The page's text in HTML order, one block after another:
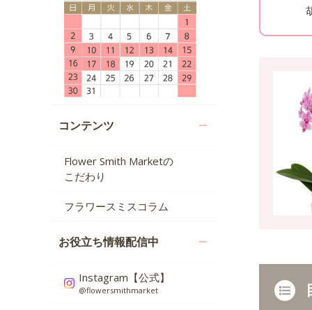
コンテンツ
Flower Smith Marketの
こだわり
フラワースミスコラム
お役立ち情報配信中
Instagram【公式】
@flowersmithmarket